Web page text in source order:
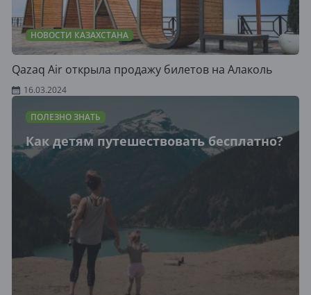
НОВОСТИ КАЗАХСТАНА
Qazaq Air открыла продажу билетов на Алаколь
16.03.2024
ПОЛЕЗНО ЗНАТЬ
Как детям путешествовать бесплатно?